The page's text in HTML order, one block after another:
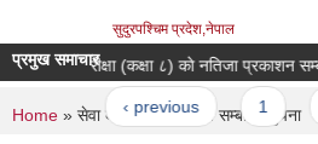
सुदुरपश्चिम प्रदेश,नेपाल
प्रमुख समाचार
शिक्षा परीक्षा (कक्षा ८) काे नतिजा प्रकाशन
« first ‹ previous 1
You are here
Home » सेवा करारमा पदपुर्ति गर्ने सम्बन्धि सुचना